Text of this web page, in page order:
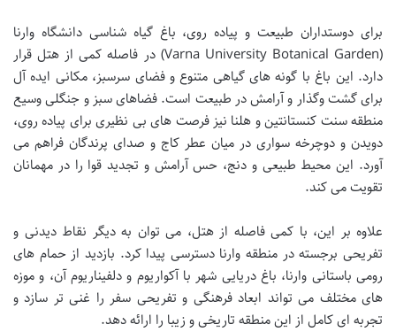
برای دوستداران طبیعت و پیاده روی، باغ گیاه شناسی دانشگاه وارنا
(Varna University Botanical Garden) در فاصله کمی از هتل قرار
دارد. این باغ با گونه های گیاهی متنوع و فضای سرسبز، مکانی ایده آل
برای گشت وگذار و آرامش در طبیعت است. فضاهای سبز و جنگلی وسیع
منطقه سنت کنستانتین و هلنا نیز فرصت های بی نظیری برای پیاده روی،
دویدن و دوچرخه سواری در میان عطر کاج و صدای پرندگان فراهم می
آورد. این محیط طبیعی و دنج، حس آرامش و تجدید قوا را در مهمانان
تقویت می کند.
علاوه بر این، با کمی فاصله از هتل، می توان به دیگر نقاط دیدنی و
تفریحی برجسته در منطقه وارنا دسترسی پیدا کرد. بازدید از حمام های
رومی باستانی وارنا، باغ دریایی شهر با آکواریوم و دلفیناریوم آن، و موزه
های مختلف می تواند ابعاد فرهنگی و تفریحی سفر را غنی تر سازد و
تجربه ای کامل از این منطقه تاریخی و زیبا را ارائه دهد.